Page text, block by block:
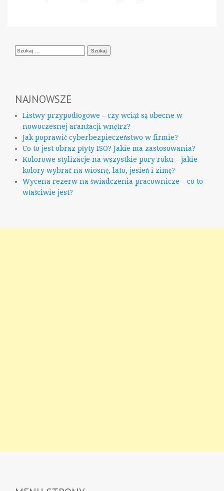
Szukaj:
NAJNOWSZE
Listwy przypodłogowe – czy wciąż są obecne w
nowoczesnej aranżacji wnętrz?
Jak poprawić cyberbezpieczeństwo w firmie?
Co to jest obraz płyty ISO? Jakie ma zastosowania?
Kolorowe stylizacje na wszystkie pory roku – jakie
kolory wybrać na wiosnę, lato, jesień i zimę?
Wycena rezerw na świadczenia pracownicze – co to
właściwie jest?